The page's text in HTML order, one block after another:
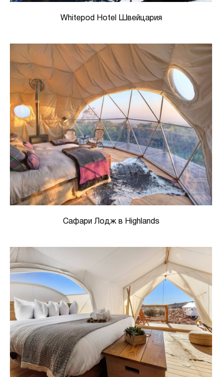
Whitepod Hotel Швейцария
Сафари Лодж в Highlands